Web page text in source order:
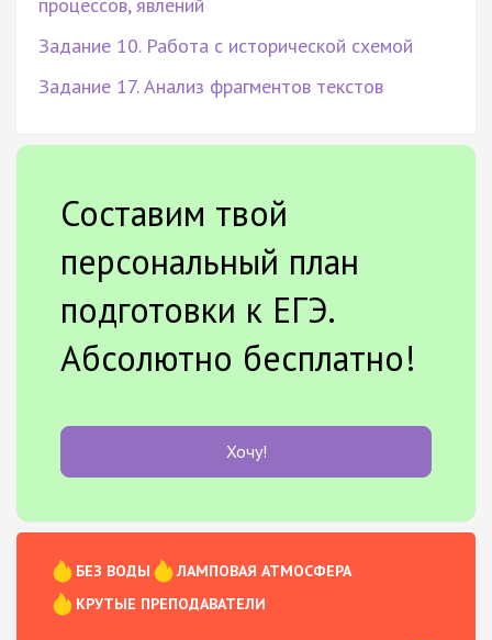
Задание 10. Работа с исторической схемой
Задание 17. Анализ фрагментов текстов
Составим твой
персональный план
подготовки к ЕГЭ.
Абсолютно бесплатно!
Хочу!
БЕЗ ВОДЫ
ЛАМПОВАЯ АТМОСФЕРА
КРУТЫЕ ПРЕПОДАВАТЕЛИ